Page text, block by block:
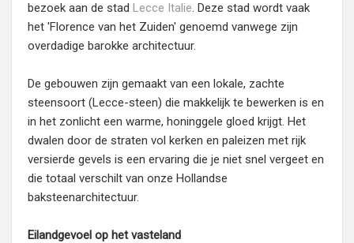
bezoek aan de stad Lecce Italie. Deze stad wordt vaak
het 'Florence van het Zuiden' genoemd vanwege zijn
overdadige barokke architectuur.
De gebouwen zijn gemaakt van een lokale, zachte
steensoort (Lecce-steen) die makkelijk te bewerken is en
in het zonlicht een warme, honinggele gloed krijgt. Het
dwalen door de straten vol kerken en paleizen met rijk
versierde gevels is een ervaring die je niet snel vergeet en
die totaal verschilt van onze Hollandse
baksteenarchitectuur.
Eilandgevoel op het vasteland